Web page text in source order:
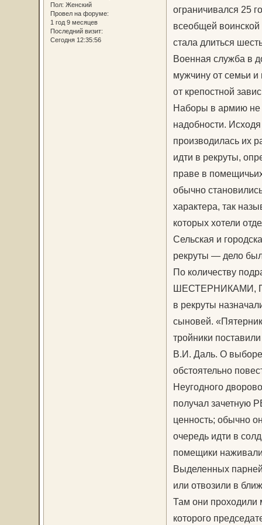
Пол: Женский
Провел на форуме:
1 год 9 месяцев
Последний визит:
Сегодня 12:35:56
ограничивался 25
всеобщей воинской
стала длиться
Военная служба в
мужчину от семьи и
от крепостной
Наборы в армию не
надобности.
производилась их
идти в рекруты,
праве в
обычно
характера, так
которых хотели
Сельская и
рекруты — дело
По количеству
ШЕСТЕРНИКАМИ,
в рекруты
сыновей.
тройники
В.И. Даль. О выборе
обстоятельно
Неугодного
получал
ценность; обычно
очередь идти в
помещики
Выделенных
или отвозили в
Там они проходили
которого